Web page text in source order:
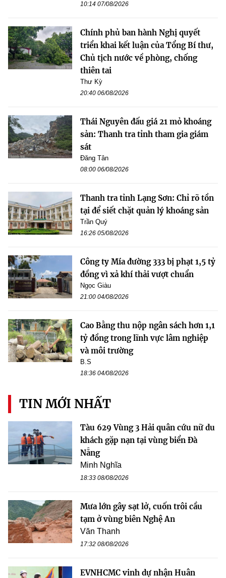
10:14 07/08/2026
Chính phủ ban hành Nghị quyết
triển khai kết luận của Tổng Bí thư,
Chủ tịch nước về phòng, chống
thiên tai
Thư Kỳ
20:40 06/08/2026
Thái Nguyên đấu giá 21 mỏ khoáng
sản: Thanh tra tỉnh tham gia giám
sát
Đăng Tân
08:00 06/08/2026
Thanh tra tỉnh Lạng Sơn: Chỉ rõ tồn
tại để siết chặt quản lý khoáng sản
Trần Quý
16:26 05/08/2026
Công ty Mía đường 333 bị phạt 1,5 tỷ
đồng vì xả khí thải vượt chuẩn
Ngọc Giàu
21:00 04/08/2026
Cao Bằng thu nộp ngân sách hơn 1,1
tỷ đồng trong lĩnh vực lâm nghiệp
và môi trường
B.S
18:36 04/08/2026
TIN MỚI NHẤT
Tàu 629 Vùng 3 Hải quân cứu nữ du
khách gặp nạn tại vùng biển Đà
Nẵng
Minh Nghĩa
18:33 08/08/2026
Mưa lớn gây sạt lở, cuốn trôi cầu
tạm ở vùng biên Nghệ An
Văn Thanh
17:32 08/08/2026
EVNHCMC vinh dự nhận Huân